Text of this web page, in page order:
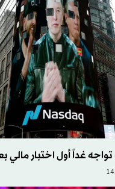
غداً أول اختبار مالي